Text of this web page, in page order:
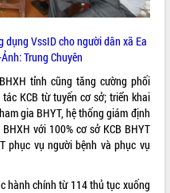
VssID cho người dân xã Ea
Trung Chuyên
tỉnh cũng tăng cường phối
KCB từ tuyến cơ sở; triển khai
gia BHYT, hệ thống giám định
với 100% cơ sở KCB BHYT
phục vụ người bệnh và phục vụ
hành chính từ 114 thủ tục xuống